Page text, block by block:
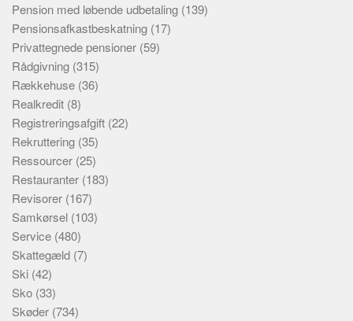
Pension med løbende udbetaling (139)
Pensionsafkastbeskatning (17)
Privattegnede pensioner (59)
Rådgivning (315)
Rækkehuse (36)
Realkredit (8)
Registreringsafgift (22)
Rekruttering (35)
Ressourcer (25)
Restauranter (183)
Revisorer (167)
Samkørsel (103)
Service (480)
Skattegæld (7)
Ski (42)
Sko (33)
Skøder (734)